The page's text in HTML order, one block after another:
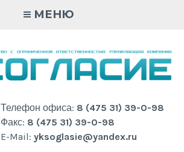
МЕНЮ
Телефон офиса: 8 (475 31) 39-0-98
Факс: 8 (475 31) 39-0-98
E-Mail: yksoglasie@yandex.ru